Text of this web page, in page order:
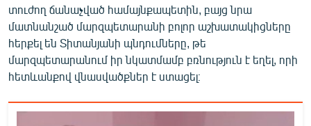
ՀԵՏԵՎԵՔ ՄԵԶ
«Ազատության» բոլոր կայքերը
տուժող ճանաչված համայնքապետին, բայց նրա
մատնանշած մարզպետարանի բոլոր աշխատակիցները
հերքել են Տիտանյանի պնդումները, թե
մարզպետարանում իր նկատմամբ բռնություն է եղել, որի
հետևանքով վնասվածքներ է ստացել։